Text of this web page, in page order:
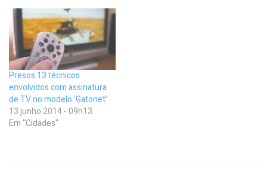
Presos 13 técnicos
envolvidos com assinatura
de TV no modelo ‘Gatonet’
13 junho 2014 - 09h13
Em "Cidades"